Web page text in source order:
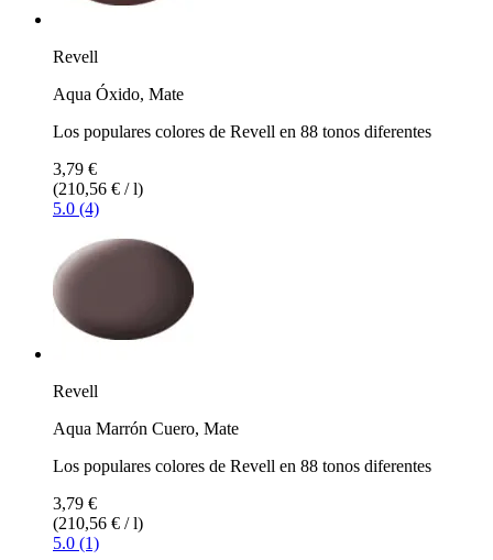
Revell
Aqua Óxido, Mate
Los populares colores de Revell en 88 tonos diferentes
3,79 €
(210,56 € / l)
5.0 (4)
Revell
Aqua Marrón Cuero, Mate
Los populares colores de Revell en 88 tonos diferentes
3,79 €
(210,56 € / l)
5.0 (1)